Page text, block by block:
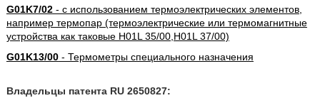
G01K7/02- с использованием термоэлектрических элементов,
например термопар (термоэлектрические или термомагнитные
устройства как таковые H01L 35/00,H01L 37/00)
G01K13/00- Термометры специального назначения
Владельцы патента RU 2650827: